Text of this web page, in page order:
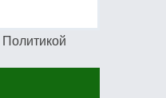
Политикой